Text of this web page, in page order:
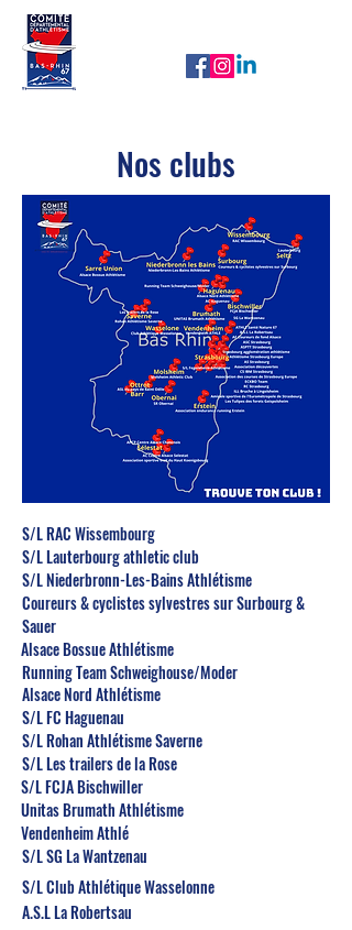
Nos clubs
S/L RAC Wissembourg
S/L Lauterbourg athletic club
S/L Niederbronn-Les-Bains Athlétisme
Coureurs & cyclistes sylvestres sur Surbourg &
Sauer
Alsace Bossue Athlétisme
Running Team Schweighouse/Moder
Alsace Nord Athlétisme
S/L FC Haguenau
S/L Rohan Athlétisme Saverne
S/L Les trailers de la Rose
S/L FCJA Bischwiller
Unitas Brumath Athlétisme
Vendenheim Athlé
S/L SG La Wantzenau
S/L Club Athlétique Wasselonne
A.S.L La Robertsau